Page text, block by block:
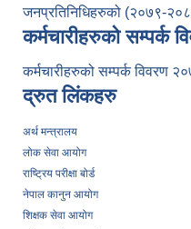
जनप्रतिनिधिहरुको (२०७९-
कर्मचारीहरुको सम्पर्क
कर्मचारीहरुको सम्पर्क विवरण
द्रुत लिंकहरु
अर्थ मन्त्रालय
लोक सेवा आयोग
राष्ट्रिय परीक्षा बोर्ड
नेपाल कानुन आयोग
शिक्षक सेवा आयोग